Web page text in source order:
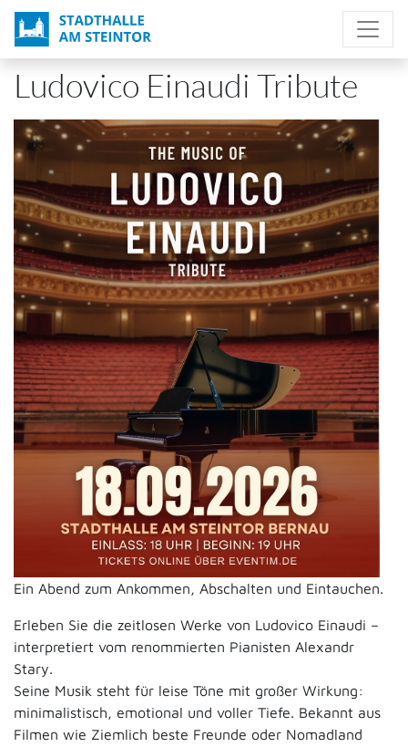
Direkt
zum
Inhalt
Ludovico Einaudi Tribute
Ein Abend zum Ankommen, Abschalten und Eintauchen.
Erleben Sie die zeitlosen Werke von Ludovico Einaudi –
interpretiert vom renommierten Pianisten Alexandr
Stary.
Seine Musik steht für leise Töne mit großer Wirkung:
minimalistisch, emotional und voller Tiefe. Bekannt aus
Filmen wie Ziemlich beste Freunde oder Nomadland